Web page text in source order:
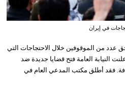
في إيران
عدد من الموقوفين خلال الاحتجاجات التي
النيابة العامة فتح قضايا جديدة ضد
فقد أطلق مكتب المدعي العام في